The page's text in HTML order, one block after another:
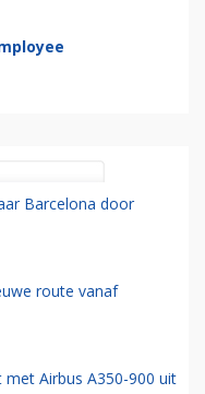
Barcelona door
route vanaf
Airbus A350-900 uit